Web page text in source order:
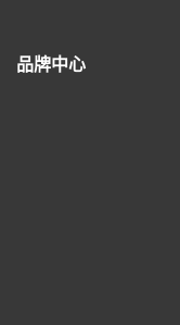
品牌中心